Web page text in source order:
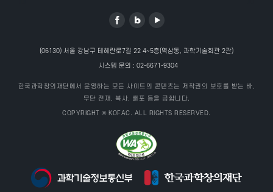
(06130) 서울 강남구 테헤란로7길 22 4~5층(역삼동, 과학기술회관 2관)
시스템 문의 : 02-6671-9304
한국과학창의재단에서 운영하는 모든 사이트의 콘텐츠는 저작권의 보호를 받는 바,
무단 전재, 복사, 배포 등을 금합니다.
COPYRIGHT © KOFAC. ALL RIGHTS RESERVED.